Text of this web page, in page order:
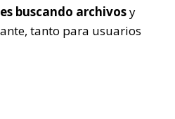
buscando archivosy
tanto para usuarios